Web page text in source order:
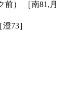
前） ［南81,月
73］